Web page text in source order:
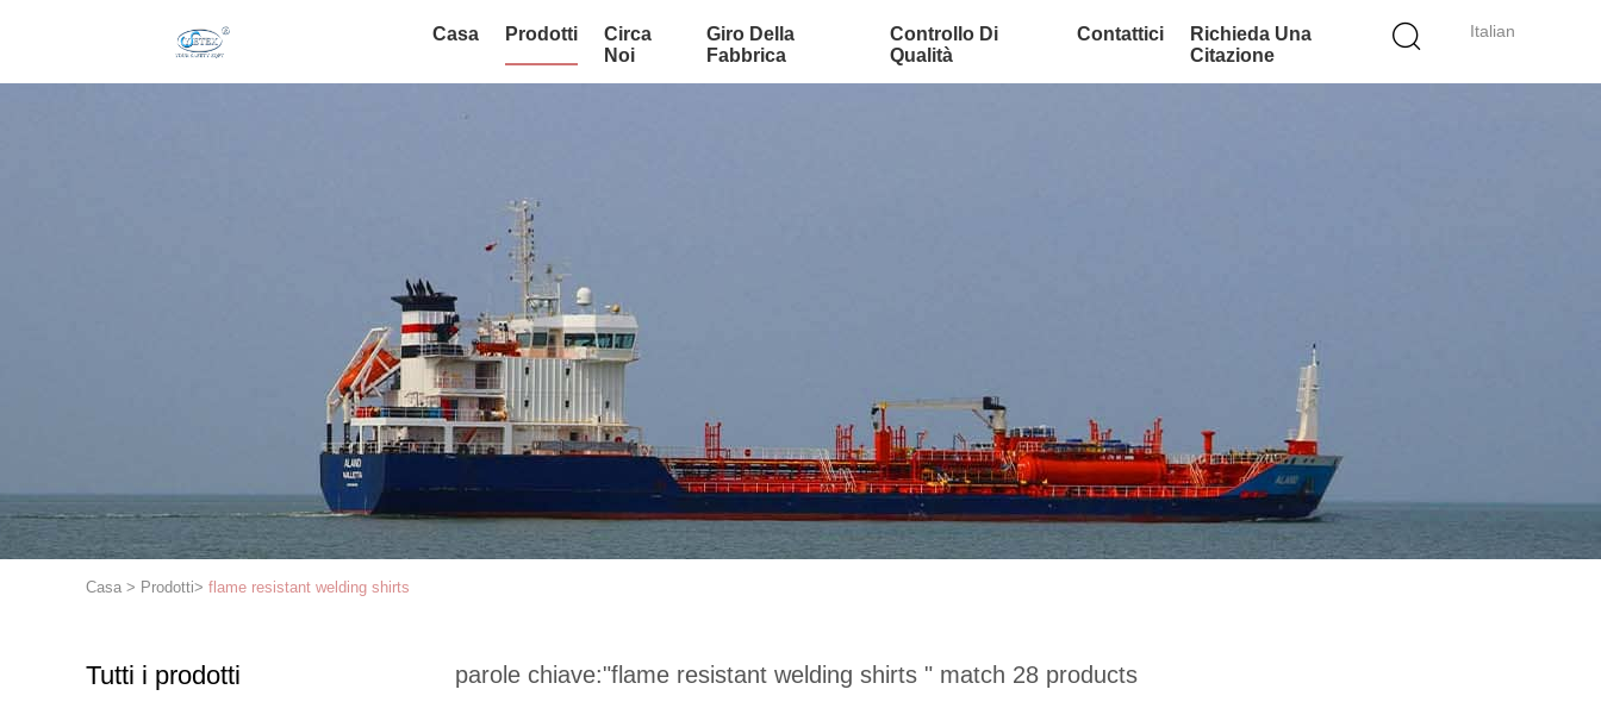
Italian
Casa Prodotti
Circa
Noi
Giro Della
Fabbrica
Controllo Di
Qualità
Contattici
Richieda Una
Citazione
Casa > Prodotti> flame resistant welding shirts
Tutti i prodotti parole chiave:"flame resistant welding shirts " match 28 products